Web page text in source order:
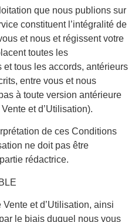
que nous publions sur
constituent l’intégralité de
et nous et régissent votre
toutes les
tous les accords, antérieurs
entre vous et nous
à toute version antérieure
et d’Utilisation).
de ces Conditions
ne doit pas être
rédactrice.
et d’Utilisation, ainsi
le biais duquel nous vous